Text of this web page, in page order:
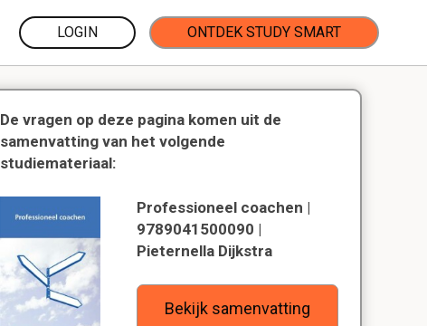
LOGIN ONTDEK STUDY SMART
De vragen op deze pagina komen uit de
samenvatting van het volgende
studiemateriaal:
Professioneel coachen |
9789041500090 |
Pieternella Dijkstra
Bekijk samenvatting